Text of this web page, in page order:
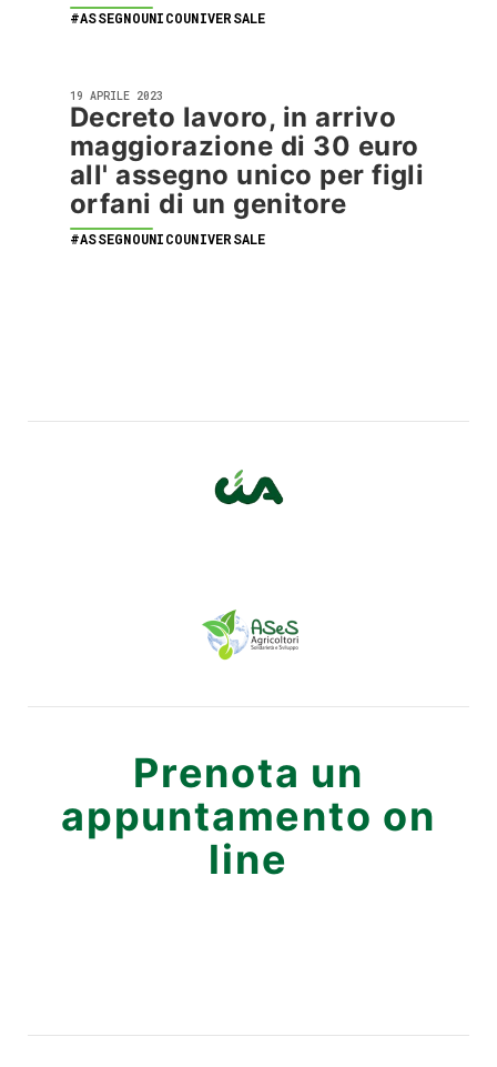
#ASSEGNOUNICOUNIVERSALE
19 APRILE 2023
Decreto lavoro, in arrivo
maggiorazione di 30 euro
all' assegno unico per figli
orfani di un genitore
#ASSEGNOUNICOUNIVERSALE
Prenota un
appuntamento on
line